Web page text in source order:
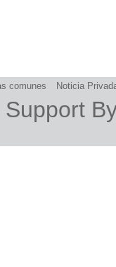
comunes Noticia
Support